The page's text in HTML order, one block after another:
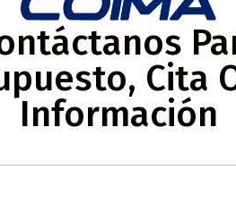
Cita
Información